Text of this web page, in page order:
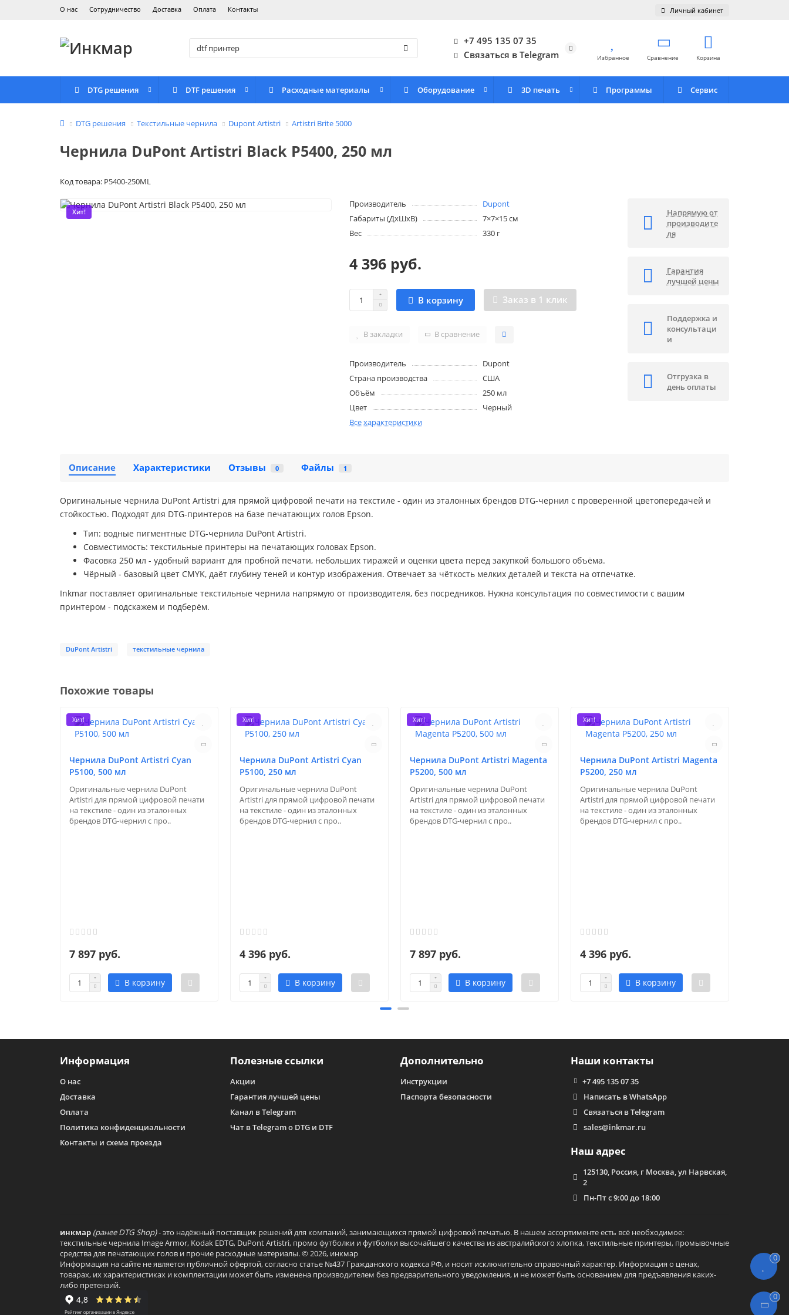
О нас Сотрудничество Доставка Оплата Контакты Личный кабинет
+7 495 135 07 35
Связаться в Telegram
Избранное Сравнение Корзина
DTG решения DTF решения Расходные материалы Оборудование 3D печать Программы Сервис
DTG решения Текстильные чернила Dupont Artistri Artistri Brite 5000
Чернила DuPont Artistri Black P5400, 250 мл
Код товара: P5400-250ML
Хит!
Производитель
Dupont
Габариты (ДхШхВ)
7×7×15 см
Вес
330 г
4 396 руб.
В корзину Заказ в 1 клик
В закладки В сравнение
Производитель
Dupont
Страна производства
США
Объём
250 мл
Цвет
Черный
Все характеристики
Напрямую от
производите
ля
Гарантия
лучшей цены
Поддержка и
консультаци
и
Отгрузка в
день оплаты
Описание Характеристики Отзывы 0 Файлы 1
Оригинальные чернила DuPont Artistri для прямой цифровой печати на текстиле - один из эталонных брендов DTG-чернил с проверенной цветопередачей и
стойкостью. Подходят для DTG-принтеров на базе печатающих голов Epson.
Тип: водные пигментные DTG-чернила DuPont Artistri.
Совместимость: текстильные принтеры на печатающих головах Epson.
Фасовка 250 мл - удобный вариант для пробной печати, небольших тиражей и оценки цвета перед закупкой большого объёма.
Чёрный - базовый цвет CMYK, даёт глубину теней и контур изображения. Отвечает за чёткость мелких деталей и текста на отпечатке.
Inkmar поставляет оригинальные текстильные чернила напрямую от производителя, без посредников. Нужна консультация по совместимости с вашим
принтером - подскажем и подберём.
DuPont Artistri текстильные чернила
Похожие товары
Хит!
Чернила DuPont Artistri Cyan
P5100, 500 мл
Оригинальные чернила DuPont
Artistri для прямой цифровой печати
на текстиле - один из эталонных
брендов DTG-чернил с про..
7 897 руб.
В корзину
Хит!
Чернила DuPont Artistri Cyan
P5100, 250 мл
Оригинальные чернила DuPont
Artistri для прямой цифровой печати
на текстиле - один из эталонных
брендов DTG-чернил с про..
4 396 руб.
В корзину
Хит!
Чернила DuPont Artistri Magenta
P5200, 500 мл
Оригинальные чернила DuPont
Artistri для прямой цифровой печати
на текстиле - один из эталонных
брендов DTG-чернил с про..
7 897 руб.
В корзину
Хит!
Чернила DuPont Artistri Magenta
P5200, 250 мл
Оригинальные чернила DuPont
Artistri для прямой цифровой печати
на текстиле - один из эталонных
брендов DTG-чернил с про..
4 396 руб.
В корзину
Информация
О нас
Доставка
Оплата
Политика конфиденциальности
Контакты и схема проезда
Полезные ссылки
Акции
Гарантия лучшей цены
Канал в Telegram
Чат в Telegram о DTG и DTF
Дополнительно
Инструкции
Паспорта безопасности
Наши контакты
+7 495 135 07 35
Написать в WhatsApp
Связаться в Telegram
sales@inkmar.ru
Наш адрес
125130, Россия, г Москва, ул Нарвская,
2
Пн-Пт с 9:00 до 18:00
инкмар (ранее DTG Shop)- это надёжный поставщик решений для компаний, занимающихся прямой цифровой печатью. В нашем ассортименте есть всё необходимое:
текстильные чернила Image Armor, Kodak EDTG, DuPont Artistri, промо футболки и футболки высочайшего качества из австралийского хлопка, текстильные принтеры, промывочные
средства для печатающих голов и прочие расходные материалы. © 2026, инкмар
Информация на сайте не является публичной офертой, согласно статье №437 Гражданского кодекса РФ, и носит исключительно справочный характер. Информация о ценах,
товарах, их характеристиках и комплектации может быть изменена производителем без предварительного уведомления, и не может быть основанием для предъявления каких-
либо претензий.
0
0